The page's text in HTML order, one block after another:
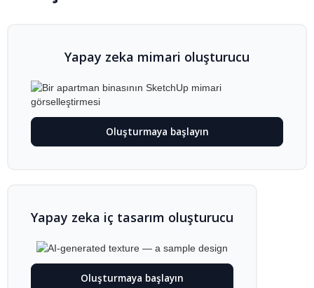
Yapay zeka mimari oluşturucu
Oluşturmaya başlayın
Yapay zeka iç tasarım oluşturucu
Oluşturmaya başlayın